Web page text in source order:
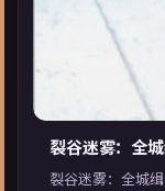
裂谷迷雾：全
裂谷迷雾：全城